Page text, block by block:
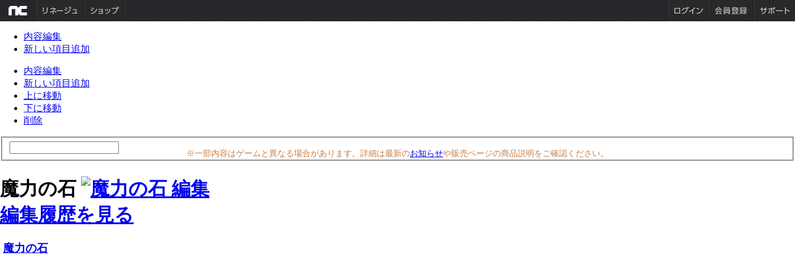
内容編集
新しい項目追加
内容編集
新しい項目追加
上に移動
下に移動
削除
※一部内容はゲームと異なる場合があります。詳細は最新のお知らせや販売ページの商品説明をご確認ください。
魔力の石
編集履歴を見る
魔力の石